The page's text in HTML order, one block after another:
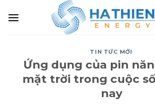
TIN TỨC MỚI
Ứng dụng của pin
mặt trời trong cuộc
nay